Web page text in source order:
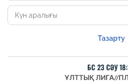
Тазарту
БС 23 СӘУ
ҰЛТТЫҚ ЛИГА//